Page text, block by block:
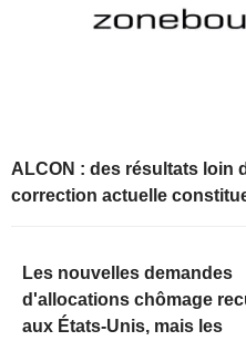
ALCON : des résultats loin
correction actuelle
Les nouvelles demandes
d'allocations chômage
aux États-Unis, mais les